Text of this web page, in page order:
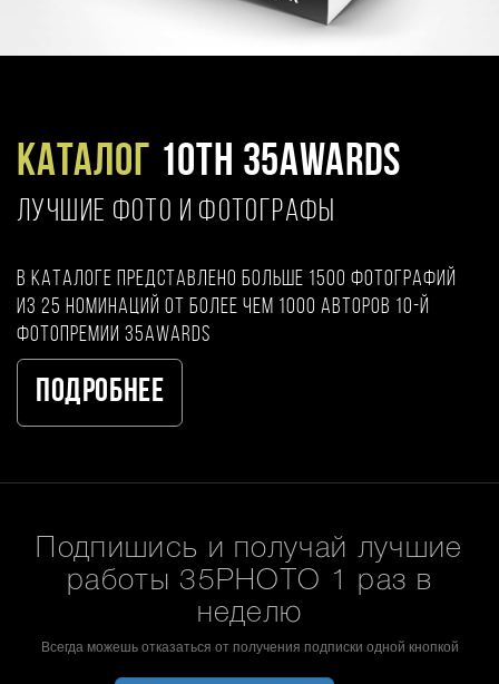
Каталог 10TH 35AWARDS
ЛУЧШИЕ ФОТО И ФОТОГРАФЫ
В каталоге представлено больше 1500 фотографий
из 25 номинаций от более чем 1000 авторов 10-й
фотопремии 35AWARDS
Подробнее
Подпишись и получай лучшие
работы 35PHOTO 1 раз в
неделю
Всегда можешь отказаться от получения подписки одной кнопкой